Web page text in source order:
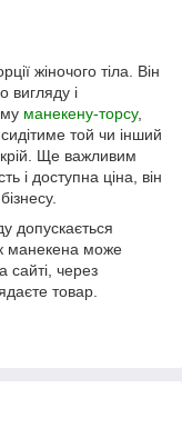
жіночого тіла. Він
вигляду і
манекену-торсу,
той чи інший
Ще важливим
і доступна ціна, він
допускається
манекена може
сайті, через
товар.